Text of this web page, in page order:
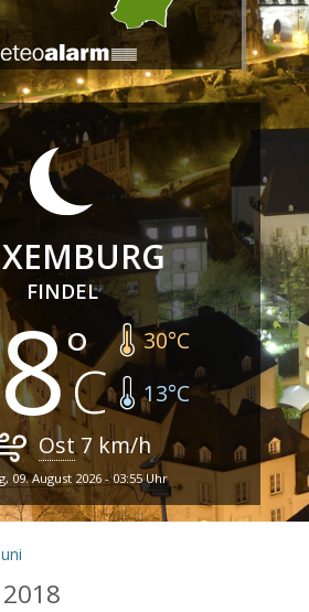
FINDEL
30°C
13°C
Ost7 km/h
09. August 2026 - 03:55 Uhr